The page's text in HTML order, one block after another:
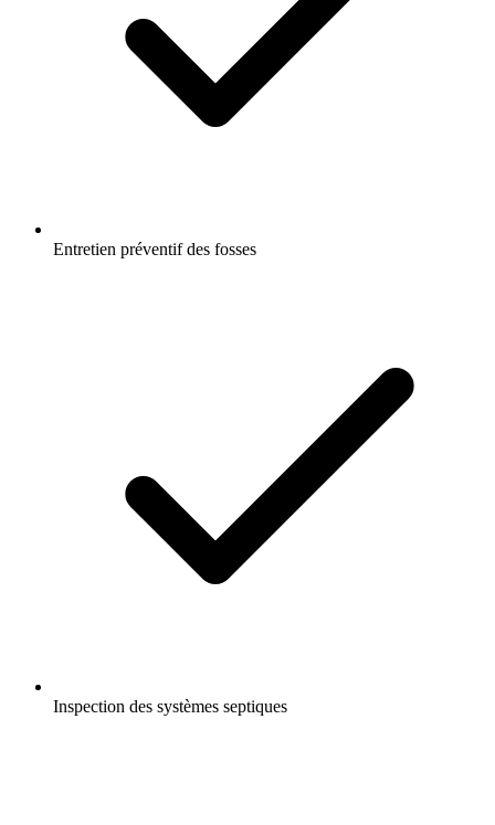
Entretien préventif des fosses
Inspection des systèmes septiques